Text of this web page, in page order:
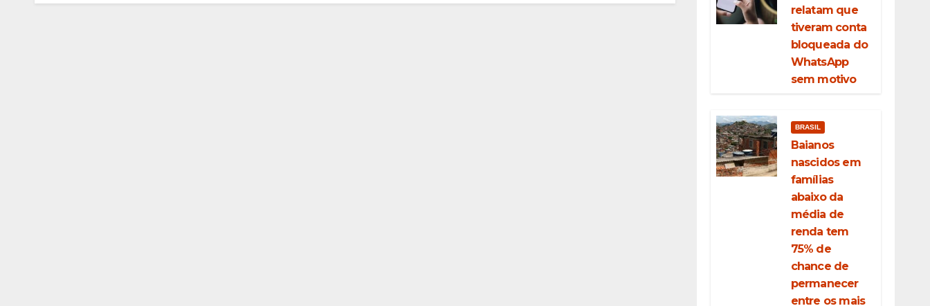
relatam que
tiveram conta
bloqueada do
WhatsApp
sem motivo
BRASIL
Baianos
nascidos em
famílias
abaixo da
média de
renda tem
75% de
chance de
permanecer
entre os mais